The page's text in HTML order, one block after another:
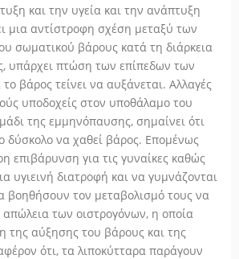
και την υγεία και την ανάπτυξη
μια αντίστροφη σχέση μεταξύ των
σωματικού βάρους κατά τη διάρκεια
υπάρχει πτώση των επίπεδων των
βάρος τείνει να αυξάνεται. Αλλαγές
υποδοχείς στον υποθάλαμο του
της εμμηνόπαυσης, σημαίνει ότι
δύσκολο να χαθεί βάρος. Επομένως
επιβάρυνση για τις γυναίκες καθώς
υγιεινή διατροφή και να γυμνάζονται
βοηθήσουν τον μεταβολισμό τους να
απώλεια των οιστρογόνων, η οποία
της αύξησης του βάρους και της
ότι, τα λιποκύτταρα παράγουν